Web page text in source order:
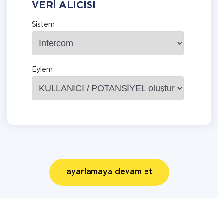
VERI ALICISI
Sistem
Eylem
ayarlamaya devam et